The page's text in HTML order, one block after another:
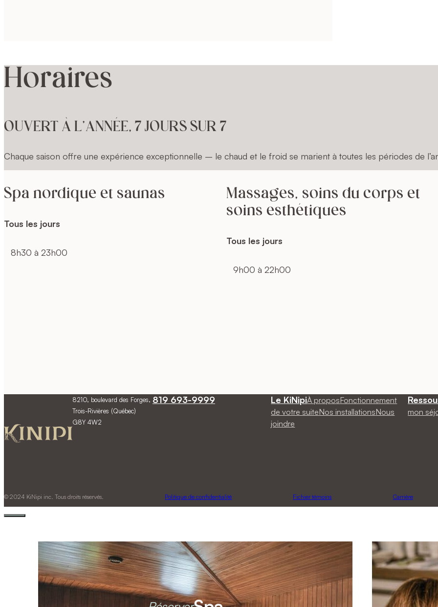
Horaires
OUVERT À L’ANNÉE, 7 JOURS SUR 7
Chaque saison offre une expérience exceptionnelle – le chaud et le froid se marient à toutes les périodes de
Spa nordique et saunas
Tous les jours
8h30 à 23h00
Massages, soins du corps et
soins esthétiques
Tous les jours
9h00 à 22h00
8210, boulevard des Forges,
Trois-Rivières (Québec)
G8Y 4W2
819 693-9999 Le KiNipiÀ proposFonctionnement
de votre suiteNos installationsNous
joindre
mon
© 2024 KiNipi inc. Tous droits réservés. Politique de confidentialité Fichier témoins Carrière